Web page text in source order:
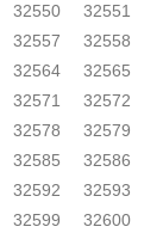
32550
32551
32557
32558
32564
32565
32571
32572
32578
32579
32585
32586
32592
32593
32599
32600